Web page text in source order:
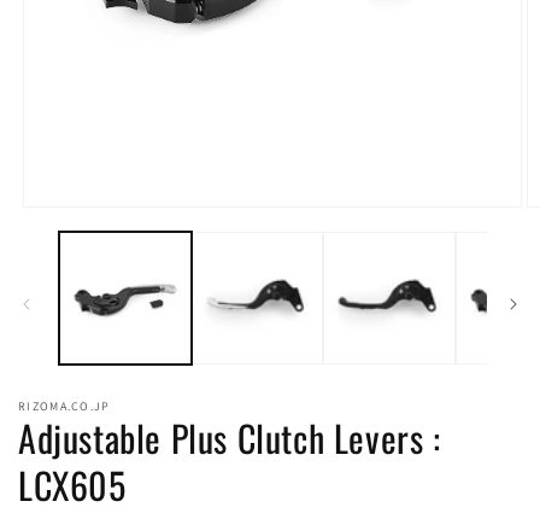
で
(1)
を
開
く
RIZOMA.CO.JP
Adjustable Plus Clutch Levers :
LCX605